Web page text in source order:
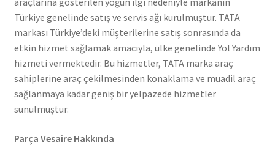
Türkiye genelinde satış ve servis ağı kurulmuştur. TATA
markası Türkiye’deki müşterilerine satış sonrasında da
etkin hizmet sağlamak amacıyla, ülke genelinde Yol Yardım
hizmeti vermektedir. Bu hizmetler, TATA marka araç
sahiplerine araç çekilmesinden konaklama ve muadil araç
sağlanmaya kadar geniş bir yelpazede hizmetler
sunulmuştur.
Parça Vesaire Hakkında